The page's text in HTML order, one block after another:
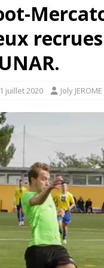
1 juillet 2020 Joly JEROME